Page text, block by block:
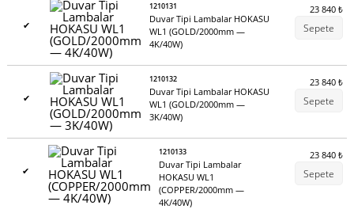
✔
1210131
Duvar Tipi Lambalar HOKASU
WL1 (GOLD/2000mm —
4K/40W)
23 840₺
Sepete
✔
1210132
Duvar Tipi Lambalar HOKASU
WL1 (GOLD/2000mm —
3K/40W)
23 840₺
Sepete
✔
1210133
Duvar Tipi Lambalar
HOKASU WL1
(COPPER/2000mm —
4K/40W)
23 840₺
Sepete